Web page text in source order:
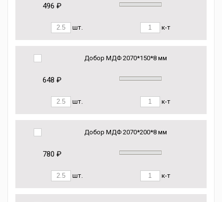
496 ₽
шт. к-т
Добор МДФ 2070*150*8 мм
648 ₽
шт. к-т
Добор МДФ 2070*200*8 мм
780 ₽
шт. к-т